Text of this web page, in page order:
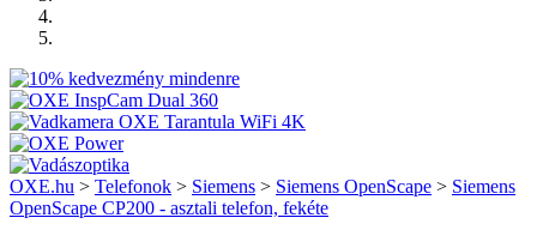
OXE.hu > Telefonok > Siemens > Siemens OpenScape > Siemens
OpenScape CP200 - asztali telefon, fekéte